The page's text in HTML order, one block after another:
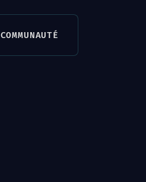
COMMUNAUTÉ